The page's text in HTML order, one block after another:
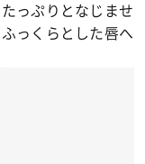
っぷりとなじませ
っくらとした唇へ